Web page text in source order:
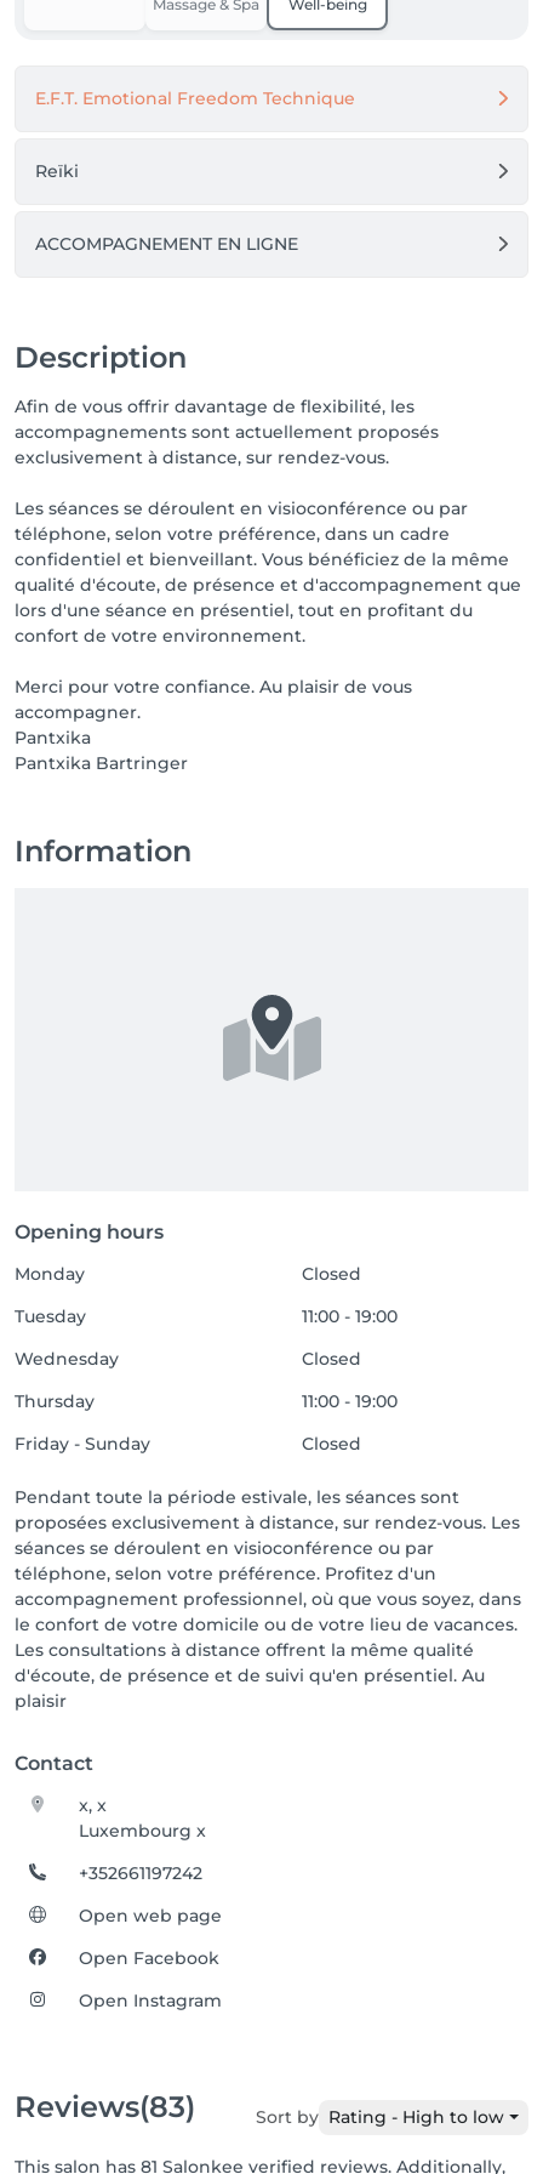
Pantxika
Massage & Spa Well-being
E.F.T. Emotional Freedom Technique
Reïki
ACCOMPAGNEMENT EN LIGNE
Description
Afin de vous offrir davantage de flexibilité, les
accompagnements sont actuellement proposés
exclusivement à distance, sur rendez-vous.
Les séances se déroulent en visioconférence ou par
téléphone, selon votre préférence, dans un cadre
confidentiel et bienveillant. Vous bénéficiez de la même
qualité d'écoute, de présence et d'accompagnement que
lors d'une séance en présentiel, tout en profitant du
confort de votre environnement.
Merci pour votre confiance. Au plaisir de vous
accompagner.
Pantxika
Pantxika Bartringer
Information
Opening hours
Monday
Closed
Tuesday
11:00 - 19:00
Wednesday
Closed
Thursday
11:00 - 19:00
Friday - Sunday
Closed
Pendant toute la période estivale, les séances sont
proposées exclusivement à distance, sur rendez-vous. Les
séances se déroulent en visioconférence ou par
téléphone, selon votre préférence. Profitez d'un
accompagnement professionnel, où que vous soyez, dans
le confort de votre domicile ou de votre lieu de vacances.
Les consultations à distance offrent la même qualité
d'écoute, de présence et de suivi qu'en présentiel. Au
plaisir
Contact
x, x
Luxembourg x
+352661197242
Open web page
Open Facebook
Open Instagram
Reviews(83) Sort by Rating - High to low
This salon has 81 Salonkee verified reviews. Additionally,